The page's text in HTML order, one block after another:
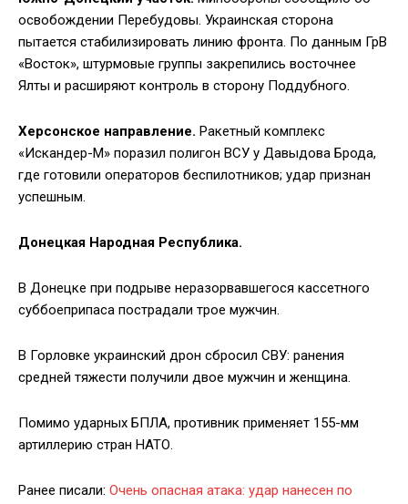
освобождении Перебудовы. Украинская сторона
пытается стабилизировать линию фронта. По данным ГрВ
«Восток», штурмовые группы закрепились восточнее
Ялты и расширяют контроль в сторону Поддубного.
Херсонское направление. Ракетный комплекс
«Искандер-М» поразил полигон ВСУ у Давыдова Брода,
где готовили операторов беспилотников; удар признан
успешным.
Донецкая Народная Республика.
В Донецке при подрыве неразорвавшегося кассетного
суббоеприпаса пострадали трое мужчин.
В Горловке украинский дрон сбросил СВУ: ранения
средней тяжести получили двое мужчин и женщина.
Помимо ударных БПЛА, противник применяет 155-мм
артиллерию стран НАТО.
Ранее писали: Очень опасная атака: удар нанесен по